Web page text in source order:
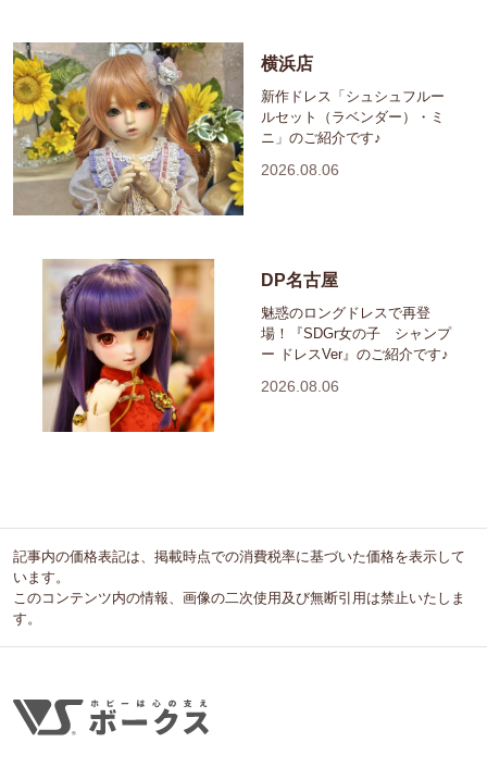
横浜店
新作ドレス「シュシュフルー
ルセット（ラベンダー）・ミ
ニ」のご紹介です♪
2026.08.06
DP名古屋
魅惑のロングドレスで再登
場！『SDGr女の子 シャンプ
ー ドレスVer』のご紹介です♪
2026.08.06
記事内の価格表記は、掲載時点での消費税率に基づいた価格を表示して
います。
このコンテンツ内の情報、画像の二次使用及び無断引用は禁止いたしま
す。